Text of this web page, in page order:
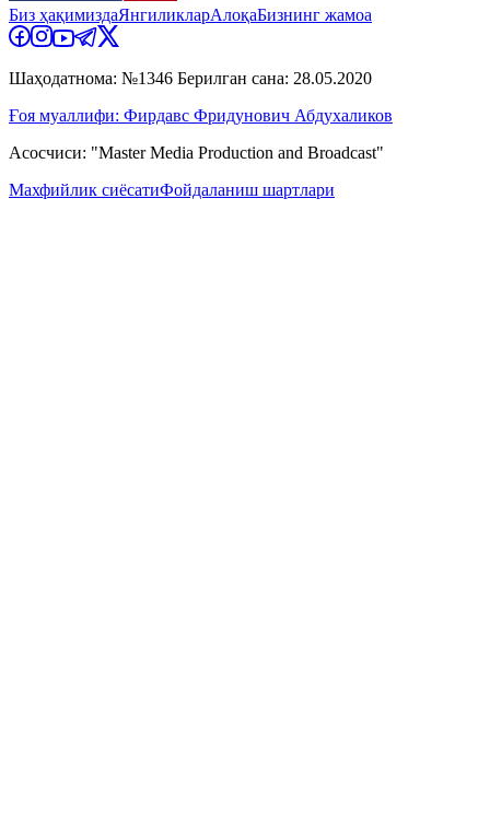
Биз ҳақимиздаЯнгиликларАлоқаБизнинг жамоа
Шаҳодатнома: №1346 Берилган сана: 28.05.2020
Ғоя муаллифи: Фирдавс Фридунович Абдухаликов
Асосчиси: "Master Media Production and Broadcast"
Махфийлик сиёсатиФойдаланиш шартлари